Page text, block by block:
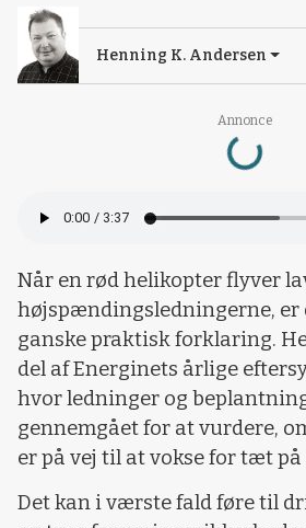
Annonce
Loading...
Henning K. Andersen
Når en rød helikopter flyver
højspændingsledningerne, er
ganske praktisk forklaring.
del af Energinets årlige
hvor ledninger og
gennemgået for at vurdere,
er på vej til at vokse for tæt
Det kan i værste fald føre til